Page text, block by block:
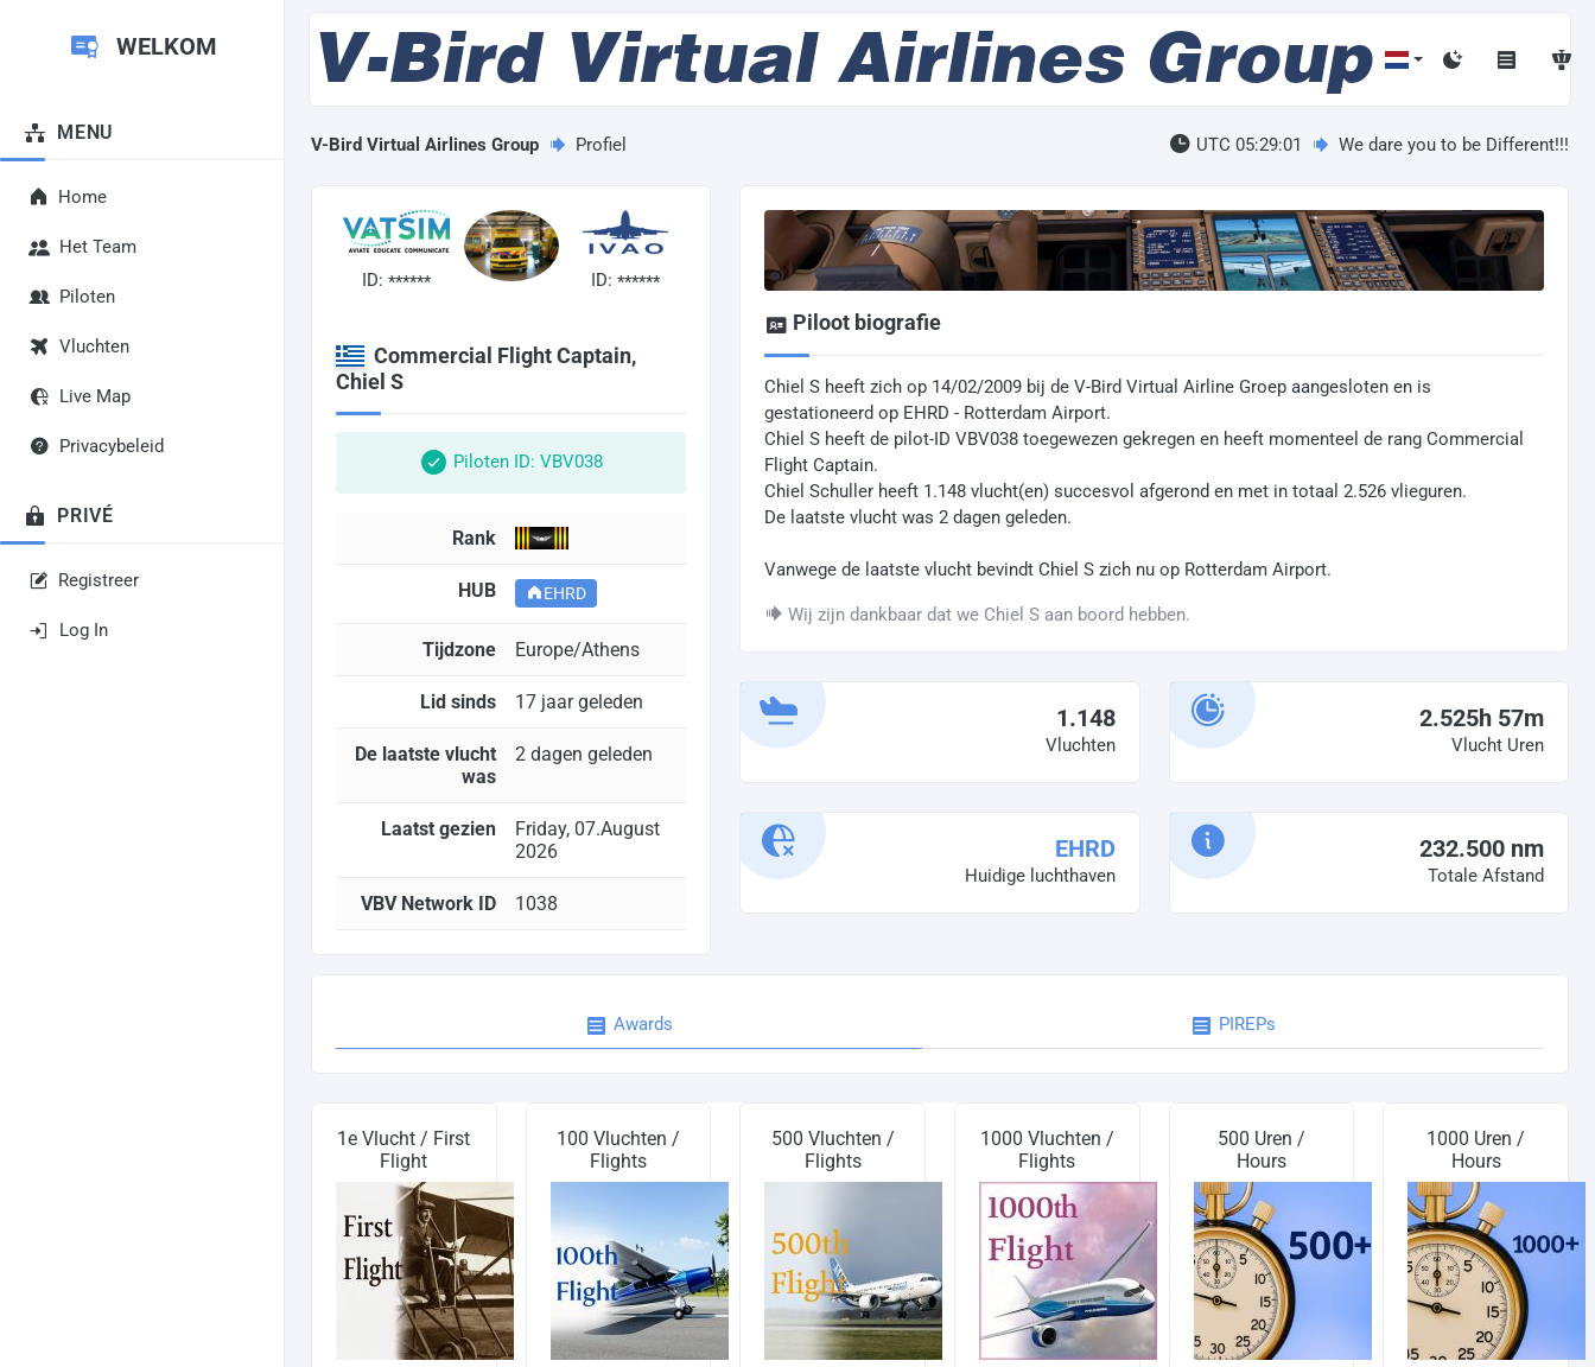
WELKOM
MENU
Home
Het Team
Piloten
Vluchten
Live Map
Privacybeleid
PRIVÉ
Registreer
Log In
V-Bird Virtual Airlines Group Profiel UTC 05:29:02 We dare you to be Different!!!
ID: ****** ID:******
Commercial Flight Captain,
Chiel S
Piloten ID: VBV038
Rank
HUB EHRD
Tijdzone Europe/Athens
Lid sinds 17 jaar geleden
De laatste vlucht
was
2 dagen geleden
Laatst gezien
Friday, 07.August
2026
VBV Network ID 1038
Piloot biografie
Chiel S heeft zich op 14/02/2009 bij de V-Bird Virtual Airline Groep aangesloten en is
gestationeerd op EHRD - Rotterdam Airport.
Chiel S heeft de pilot-ID VBV038 toegewezen gekregen en heeft momenteel de rang Commercial
Flight Captain.
Chiel Schuller heeft 1.148 vlucht(en) succesvol afgerond en met in totaal 2.526 vlieguren.
De laatste vlucht was 2 dagen geleden.
Vanwege de laatste vlucht bevindt Chiel S zich nu op Rotterdam Airport.
Wij zijn dankbaar dat we Chiel S aan boord hebben.
1.148
Vluchten
2.525h 57m
Vlucht Uren
EHRD
Huidige luchthaven
232.500 nm
Totale Afstand
Awards PIREPs
1e Vlucht / First
Flight
100 Vluchten /
Flights
500 Vluchten /
Flights
1000 Vluchten /
Flights
500 Uren /
Hours
1000 Uren /
Hours